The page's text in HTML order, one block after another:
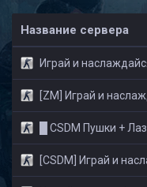
Название сервера
Играй и наслаждайся!
[ZM] Играй и наслаждайся! ©
█ CSDM Пушки + Лазеры |
[CSDM] Играй и